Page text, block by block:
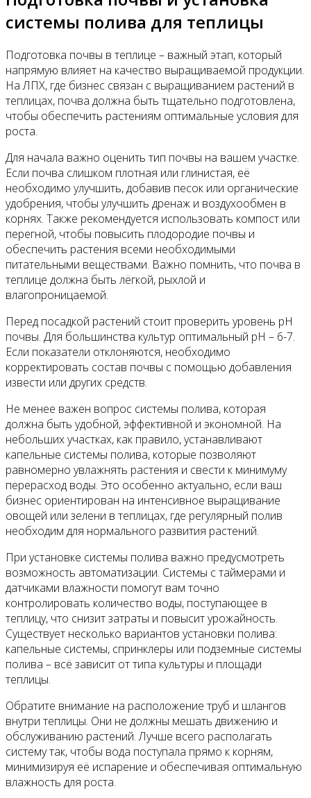
системы полива для теплицы
Подготовка почвы в теплице – важный этап, который
напрямую влияет на качество выращиваемой продукции.
На ЛПХ, где бизнес связан с выращиванием растений в
теплицах, почва должна быть тщательно подготовлена,
чтобы обеспечить растениям оптимальные условия для
роста.
Для начала важно оценить тип почвы на вашем участке.
Если почва слишком плотная или глинистая, её
необходимо улучшить, добавив песок или органические
удобрения, чтобы улучшить дренаж и воздухообмен в
корнях. Также рекомендуется использовать компост или
перегной, чтобы повысить плодородие почвы и
обеспечить растения всеми необходимыми
питательными веществами. Важно помнить, что почва в
теплице должна быть лёгкой, рыхлой и
влагопроницаемой.
Перед посадкой растений стоит проверить уровень pH
почвы. Для большинства культур оптимальный pH – 6-7.
Если показатели отклоняются, необходимо
корректировать состав почвы с помощью добавления
извести или других средств.
Не менее важен вопрос системы полива, которая
должна быть удобной, эффективной и экономной. На
небольших участках, как правило, устанавливают
капельные системы полива, которые позволяют
равномерно увлажнять растения и свести к минимуму
перерасход воды. Это особенно актуально, если ваш
бизнес ориентирован на интенсивное выращивание
овощей или зелени в теплицах, где регулярный полив
необходим для нормального развития растений.
При установке системы полива важно предусмотреть
возможность автоматизации. Системы с таймерами и
датчиками влажности помогут вам точно
контролировать количество воды, поступающее в
теплицу, что снизит затраты и повысит урожайность.
Существует несколько вариантов установки полива:
капельные системы, спринклеры или подземные системы
полива – всё зависит от типа культуры и площади
теплицы.
Обратите внимание на расположение труб и шлангов
внутри теплицы. Они не должны мешать движению и
обслуживанию растений. Лучше всего располагать
систему так, чтобы вода поступала прямо к корням,
минимизируя её испарение и обеспечивая оптимальную
влажность для роста.